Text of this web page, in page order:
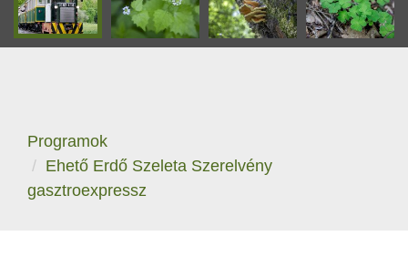
Programok
Ehető Erdő Szeleta Szerelvény
gasztroexpressz